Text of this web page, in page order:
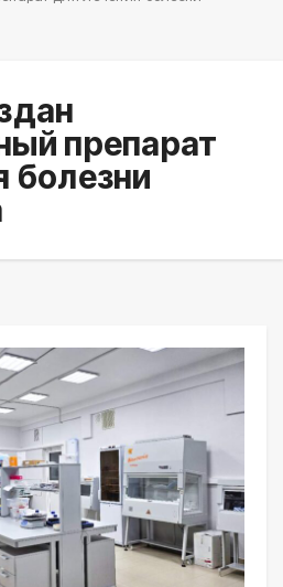
препарат
болезни